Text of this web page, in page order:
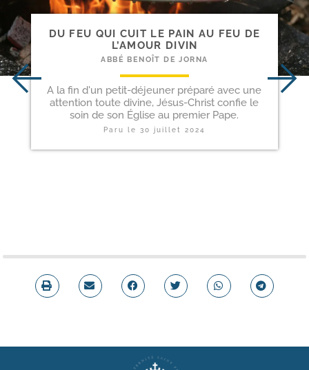
DU FEU QUI CUIT LE PAIN AU FEU DE
L’AMOUR DIVIN
ABBÉ BENOÎT DE JORNA
A la fin d'un petit-déjeuner préparé avec une
attention toute divine, Jésus-Christ confie le
soin de son Église au premier Pape.
Paru le 30 juillet 2024